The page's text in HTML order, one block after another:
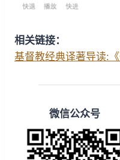
i
n
s
y
a
1
5
s
相关链接：
基督教经典译著导读:
微信公众号